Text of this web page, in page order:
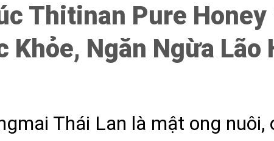
Thitinan Pure
Khỏe, Ngăn Ngừa Lão
Thái Lan là mật ong